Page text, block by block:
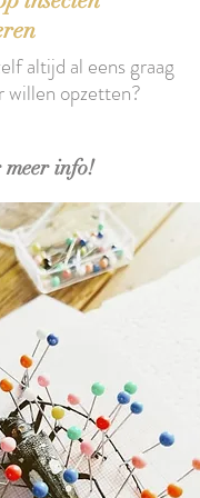
info!
altijd al eens graag
willen opzetten?